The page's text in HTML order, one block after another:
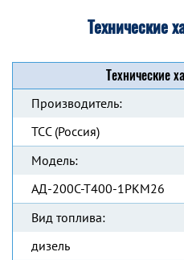
Технические
Технические
Производитель:
ТСС (Россия)
Модель:
АД-200С-Т400-1РКМ26
Вид топлива:
дизель